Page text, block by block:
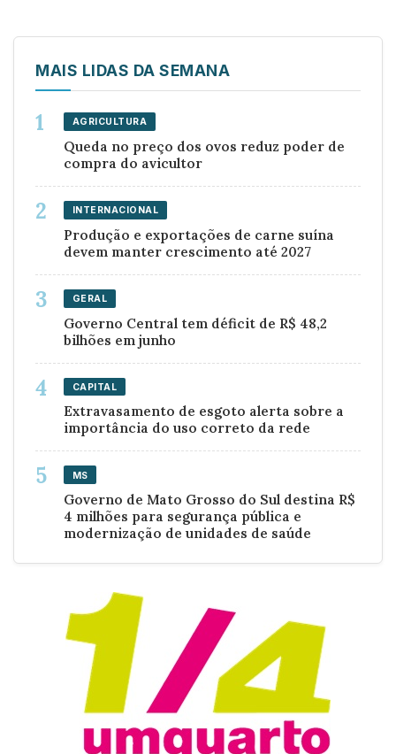
MAIS LIDAS DA SEMANA
AGRICULTURA
Queda no preço dos ovos reduz poder de
compra do avicultor
INTERNACIONAL
Produção e exportações de carne suína
devem manter crescimento até 2027
GERAL
Governo Central tem déficit de R$ 48,2
bilhões em junho
CAPITAL
Extravasamento de esgoto alerta sobre a
importância do uso correto da rede
MS
Governo de Mato Grosso do Sul destina R$
4 milhões para segurança pública e
modernização de unidades de saúde